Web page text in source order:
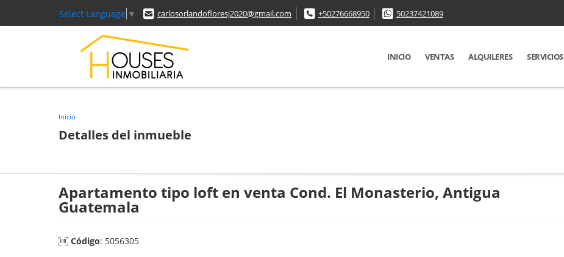
Select Language ▼ carlosorlandofloresj2020@gmail.com +50276668950 50237421089
INICIO VENTAS ALQUILERES SERVICIOS
Inicio
Detalles del inmueble
Apartamento tipo loft en venta Cond. El Monasterio, Antigua
Guatemala
Código: 5056305